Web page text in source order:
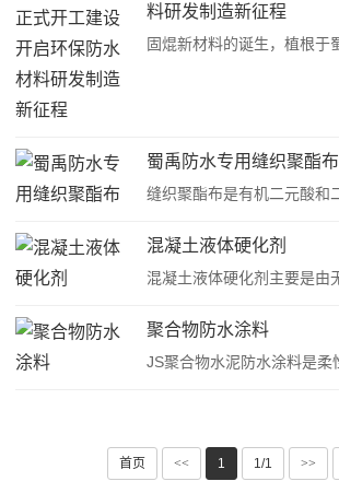
料研发制造新征程
蜀禹防水专用缝织聚酯布
混凝土液体硬化剂
聚合物防水涂料
首页 << 1 1/1 >>